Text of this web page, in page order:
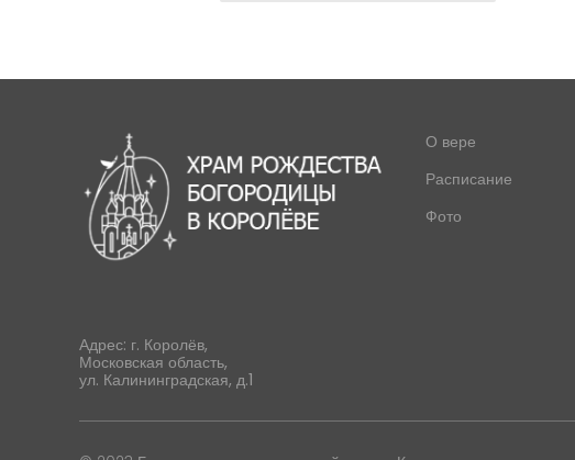
О вере
Расписание
Фото
Адрес: г. Королёв,
Московская область,
ул. Калининградская, д.1